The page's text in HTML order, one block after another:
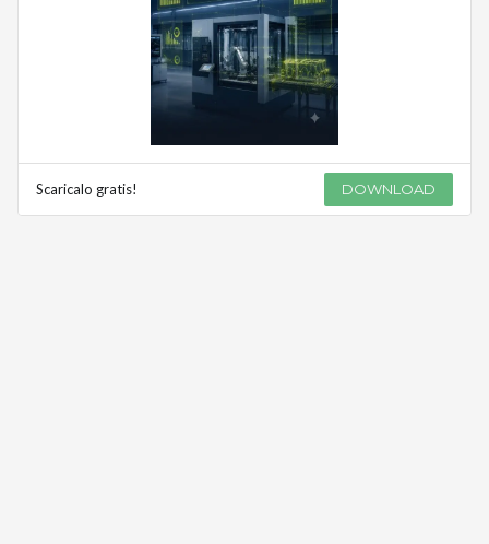
Scaricalo gratis! DOWNLOAD